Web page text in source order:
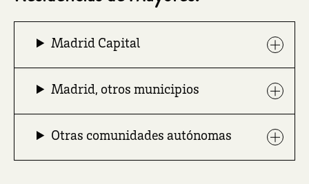
Madrid Capital
Madrid, otros municipios
Otras comunidades autónomas